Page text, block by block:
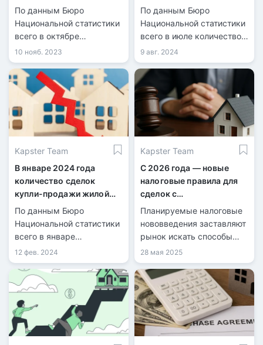
сократилось на 6,8%
По данным Бюро
Национальной статистики
всего в октябре
зарегистрировано 32 975
сделок купли-продажи
жилья, среди которых
совершено 8 023 сделки
по частным домам и 24
952 сделки по квартирам.
10 нояб. 2023
недвижимости
увеличилось на 21,7%
По данным Бюро
Национальной статистики
всего в июле количество
зарегистрированных
сделок купли-продажи
жилья составило 40 099,
из них 9 126 по
индивидуальным домам и
30 973 по квартирам в
многоквартирных домах.
9 авг. 2024
Kapster Team
В январе 2024 года
количество сделок
купли-продажи жилой
недвижимости
уменьшилось на 16,1%
По данным Бюро
Национальной статистики
всего в январе
количество
зарегистрированных
сделок купли-продажи
жилья составило 31 713,
из них 6 068 по
индивидуальным домам и
25 645 по квартирам в
многоквартирных домах.
12 фев. 2024
Kapster Team
С 2026 года — новые
налоговые правила для
сделок с
недвижимостью
Планируемые налоговые
нововведения заставляют
рынок искать способы
снижения фискальной
нагрузки.
28 мая 2025